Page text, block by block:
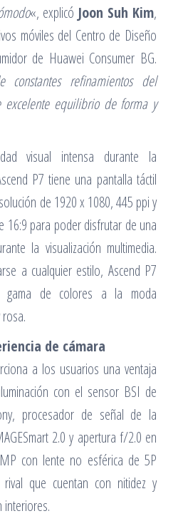
«, explicó Joon Suh Kim,
móviles del Centro de Diseño
de Huawei Consumer BG.
constantes refinamientos del
excelente equilibrio de forma y
visual intensa durante la
P7 tiene una pantalla táctil
de 1920 x 1080, 445 ppi y
16:9 para poder disfrutar de una
la visualización multimedia.
a cualquier estilo, Ascend P7
gama de colores a la moda
de cámara
a los usuarios una ventaja
con el sensor BSI de
procesador de señal de la
2.0 y apertura f/2.0 en
con lente no esférica de 5P
que cuentan con nitidez y
interiores.